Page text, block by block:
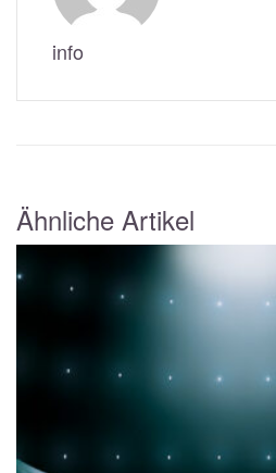
info
Ähnliche Artikel